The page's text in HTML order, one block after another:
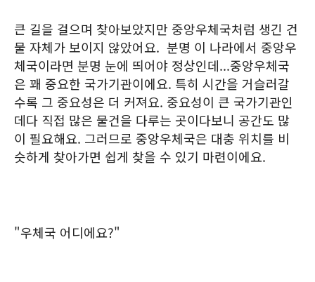
큰 길을 걸으며 찾아보았지만 중앙우체국처럼 생긴 건
물 자체가 보이지 않았어요. 분명 이 나라에서 중앙우
체국이라면 분명 눈에 띄어야 정상인데...중앙우체국
은 꽤 중요한 국가기관이에요. 특히 시간을 거슬러갈
수록 그 중요성은 더 커져요. 중요성이 큰 국가기관인
데다 직접 많은 물건을 다루는 곳이다보니 공간도 많
이 필요해요. 그러므로 중앙우체국은 대충 위치를 비
슷하게 찾아가면 쉽게 찾을 수 있기 마련이에요.
"우체국 어디에요?"